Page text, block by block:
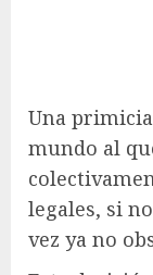
Una
mundo al
legales, si
vez ya no